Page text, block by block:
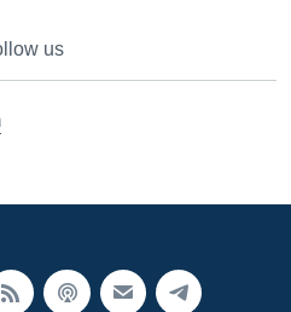
us